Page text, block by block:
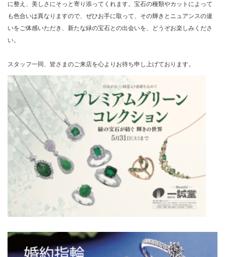
に整え、美しさにそっと寄り添ってくれます。宝石の種類やカットによって
も色合いは異なりますので、ぜひお手に取って、その輝きとニュアンスの違
いをご体感いただき、新たな緑の宝石との出会いを、どうぞお楽しみくださ
い。
スタッフ一同、皆さまのご来店を心よりお待ち申し上げております。